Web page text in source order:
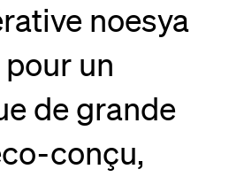
noesya
pour un
de grande
conçu,